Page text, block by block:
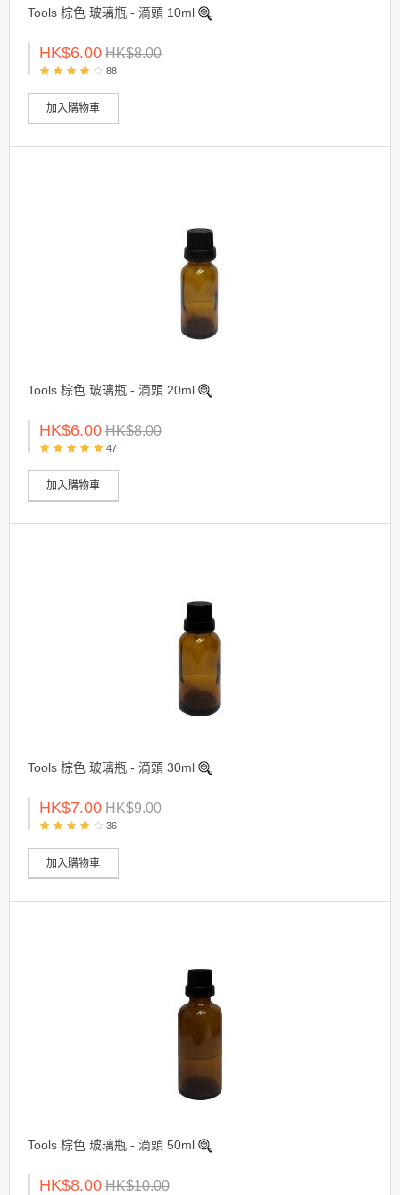
Tools 棕色 玻璃瓶 - 滴頭 10ml
HK$6.00 HK$8.00
88
加入購物車
Tools 棕色 玻璃瓶 - 滴頭 20ml
HK$6.00 HK$8.00
47
加入購物車
Tools 棕色 玻璃瓶 - 滴頭 30ml
HK$7.00 HK$9.00
36
加入購物車
Tools 棕色 玻璃瓶 - 滴頭 50ml
HK$8.00 HK$10.00